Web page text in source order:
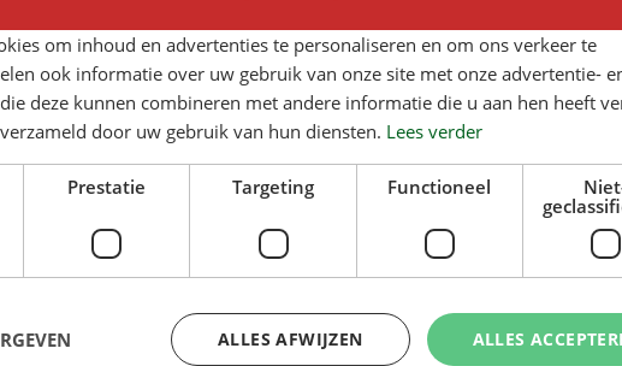
om inhoud en advertenties te personaliseren en om ons verkeer te
ook informatie over uw gebruik van onze site met onze advertentie-
deze kunnen combineren met andere informatie die u aan hen heeft
door uw gebruik van hun diensten. Lees verder
Prestatie Targeting Functioneel
ALLES
ALLES AFWIJZEN